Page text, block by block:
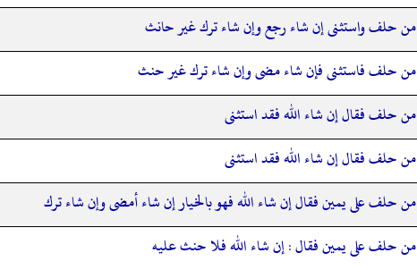
من حلف واستثنى إن شاء رجع وإن شاء ترك غير حانث
من حلف فاستثنى فإن شاء مضى وإن شاء ترك غير حنث
من حلف فقال إن شاء الله فقد استثنى
من حلف فقال إن شاء الله فقد استثنى
من حلف على يمين فقال إن شاء الله فهو بالخيار إن شاء أمضى وإن شاء ترك
من حلف على يمين فقال : إن شاء الله فلا حنث عليه